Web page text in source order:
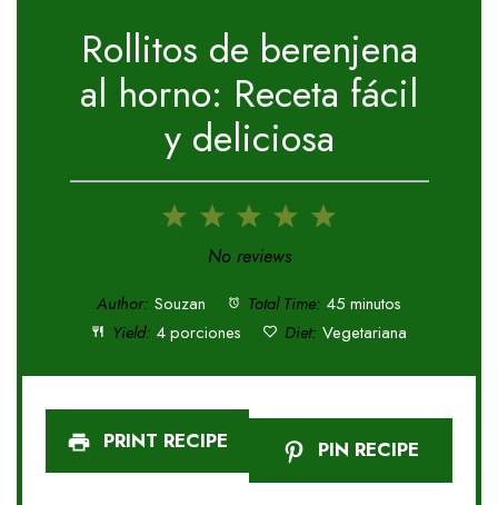
Rollitos de berenjena
al horno: Receta fácil
y deliciosa
5
4
3
Stars
2
Stars
1
Star
No reviews
Author: Souzan Total Time: 45 minutos
Yield: 4 porciones Diet: Vegetariana
PRINT RECIPE PIN RECIPE